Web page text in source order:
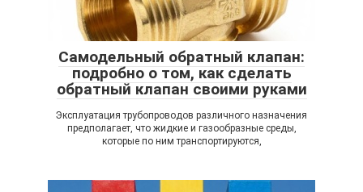
Самодельный обратный клапан:
подробно о том, как сделать
обратный клапан своими руками
Эксплуатация трубопроводов различного назначения
предполагает, что жидкие и газообразные среды,
которые по ним транспортируются,